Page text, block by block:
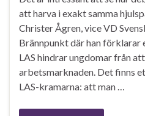
att harva i exakt samma
Christer Ågren, vice VD
Brännpunkt där han
LAS hindrar ungdomar från
arbetsmarknaden. Det finns
LAS-kramarna: att man …